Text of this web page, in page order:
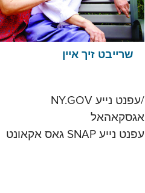
שרייבט זיך איין
/עפנט נייע NY.GOV
אגסקאהאל
עפנט נייע SNAP גאס אקאונט